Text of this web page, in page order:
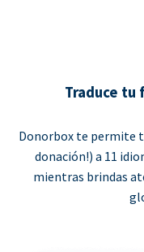
Traduce tu
Donorbox te permite
donación!) a 11
mientras brindas